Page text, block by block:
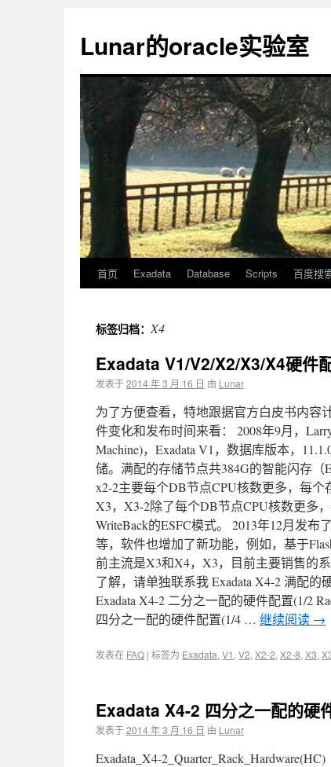
Lunar的oracle实验室
首页 Exadata Database Scripts 百度搜
标签归档：X4
Exadata V1/V2/X2/X3/X4硬件
发表于2014 年 3 月 16 日 由 Lunar
为了方便查看，特地跟据官方白皮书内
件变化和发布时间来看： 2008年9月，
Machine)，Exadata V1，数据库版本，
储。满配的存储节点共384G的智能闪存（
x2-2主要每个DB节点CPU核数更多，每个
X3，X3-2除了每个DB节点CPU核数更多
WriteBack的ESFC模式。 2013年12月发
等，软件也增加了新功能，例如，基于
前主流是X3和X4，X3，目前主要销售的
了解，请单独联系我 Exadata X4-2 满配的
Exadata X4-2 二分之一配的硬件配置(1/2
四分之一配的硬件配置(1/4 … 继续阅读 →
发表在 FAQ | 标签为 Exadata, V1 , V2, X2-2, X2-8, X3,
Exadata X4-2 四分之一配的硬
发表于2014 年 3 月 16 日 由 Lunar
Exadata_X4-2_Quarter_Rack_Hardware(HC)